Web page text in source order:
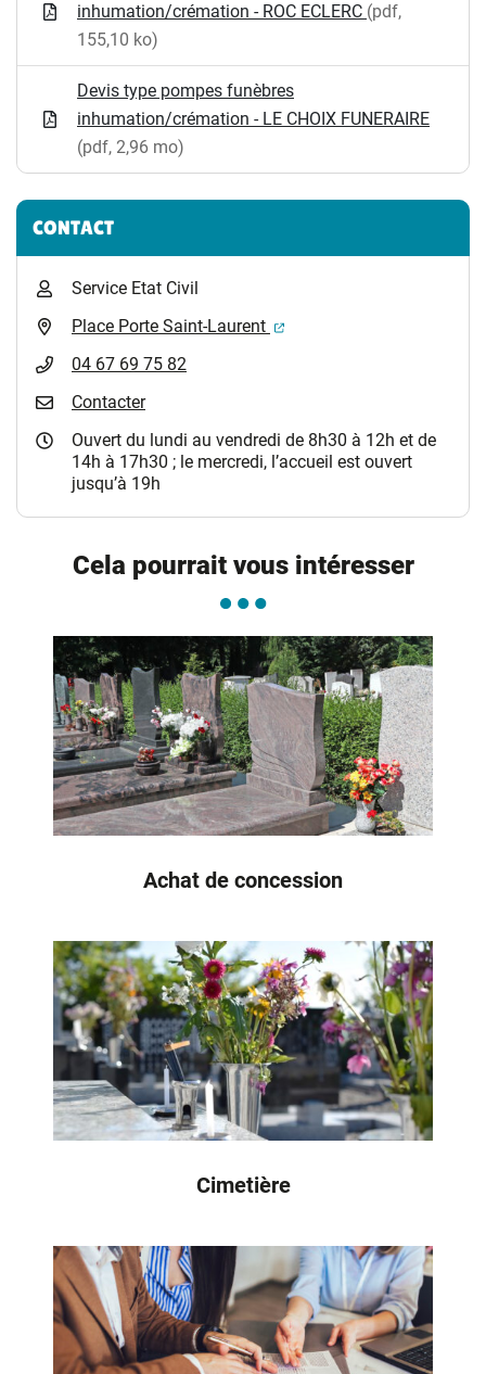
inhumation/crémation - ROC ECLERC (pdf,
155,10 ko)
Devis type pompes funèbres
inhumation/crémation - LE CHOIX FUNERAIRE
(pdf, 2,96 mo)
CONTACT
Service Etat Civil
Place Porte Saint-Laurent
(ouverture dans un
04 67 69 75 82
Contacter
Ouvert du lundi au vendredi de 8h30 à 12h et de
14h à 17h30 ; le mercredi, l’accueil est ouvert
jusqu’à 19h
Cela pourrait vous intéresser
Achat de concession
Cimetière